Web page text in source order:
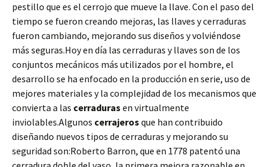
pestillo que es el cerrojo que mueve la llave. Con el paso del
tiempo se fueron creando mejoras, las llaves y cerraduras
fueron cambiando, mejorando sus diseños y volviéndose
más seguras.Hoy en día las cerraduras y llaves son de los
conjuntos mecánicos más utilizados por el hombre, el
desarrollo se ha enfocado en la producción en serie, uso de
mejores materiales y la complejidad de los mecanismos que
convierta a las cerraduras en virtualmente
inviolables.Algunos cerrajeros que han contribuido
diseñando nuevos tipos de cerraduras y mejorando su
seguridad son:Roberto Barron, que en 1778 patentó una